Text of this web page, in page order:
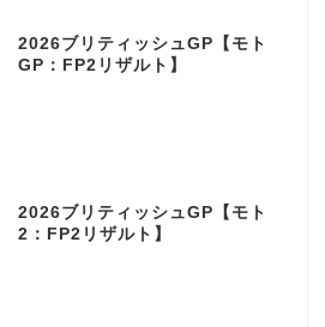
2026ブリティッシュGP【モト
GP：FP2リザルト】
2026ブリティッシュGP【モト
2：FP2リザルト】